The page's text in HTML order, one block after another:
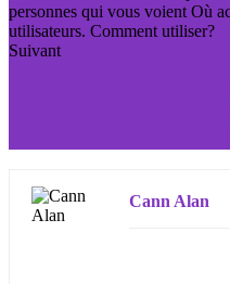
Suivant
Cann Alan